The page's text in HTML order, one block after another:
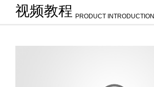
视频教程 PRODUCT INTRODUCTION